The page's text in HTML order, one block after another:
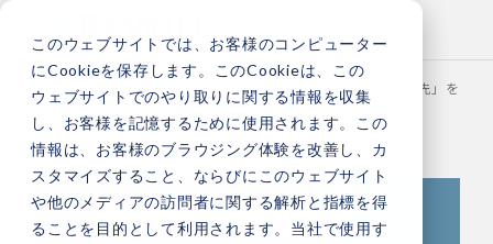
このウェブサイトでは、お客様のコンピューター
にCookieを保存します。このCookieは、この
ウェブサイトでのやり取りに関する情報を収集
し、お客様を記憶するために使用されます。この
情報は、お客様のブラウジング体験を改善し、カ
スタマイズすること、ならびにこのウェブサイト
や他のメディアの訪問者に関する解析と指標を得
ることを目的として利用されます。当社で使用す
TOP セミナー 【無料セミナー】GX-ETS Phase2 の「先」を見